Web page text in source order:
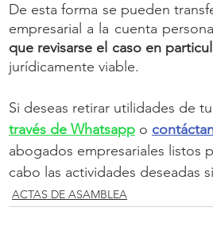
De esta forma se pueden
empresarial a la cuenta
que revisarse el caso en
jurídicamente viable.
Si deseas retirar utilidades de
través de Whatsapp o
abogados empresariales listos
cabo las actividades deseadas
ACTAS DE ASAMBLEA